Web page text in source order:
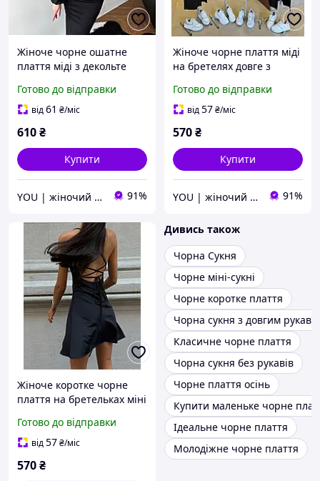
Жіноче чорне ошатне
плаття міді з декольте
приталене
Готово до відправки
від61 ₴/міс
610₴
Купити
YOU | жіночий одяг 91%
Жіноче чорне плаття міді
на бретелях довге з
спині
Готово до відправки
від57₴/міс
570₴
Купити
YOU | жіночий одяг 91%
Жіноче коротке чорне
плаття на бретельках міні
Готово до відправки
від57₴/міс
570₴
Дивись також
Чорна Сукня
Чорне міні-сукні
Чорне коротке плаття
Чорна сукня з довгим
Класичне чорне плаття
Чорна сукня без рукавів
Чорне плаття осінь
Купити маленьке чорне
Ідеальне чорне плаття
Молодіжне чорне плаття